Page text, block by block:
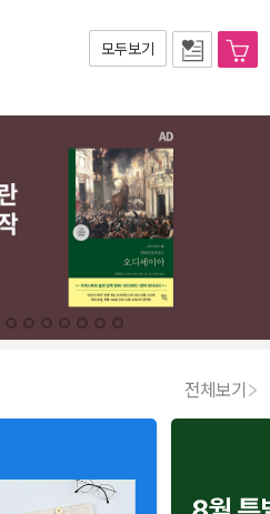
모두보기
전체보기